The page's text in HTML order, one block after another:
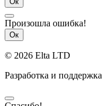
Произошла ошибка!
Ок
© 2026 Elta LTD
Разработка и поддержка